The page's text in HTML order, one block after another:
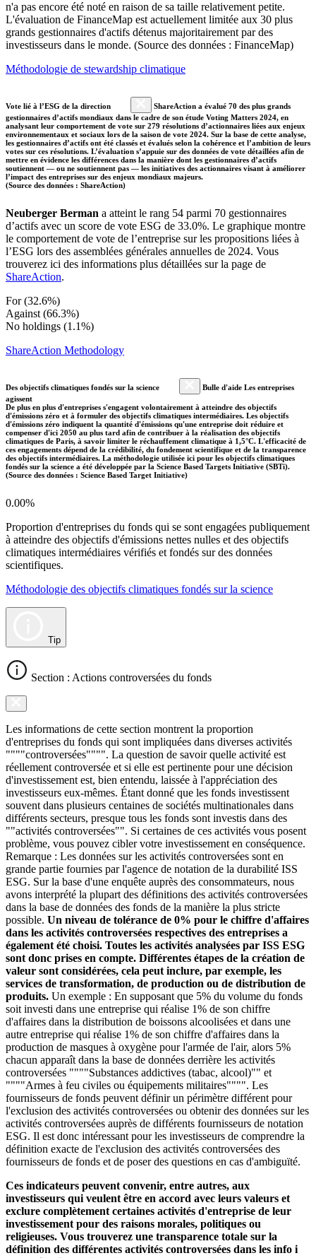
n'a pas encore été noté en raison de sa taille relativement petite.
L'évaluation de FinanceMap est actuellement limitée aux 30 plus
grands gestionnaires d'actifs détenus majoritairement par des
investisseurs dans le monde. (Source des données : FinanceMap)
Méthodologie de stewardship climatique
Vote lié à l’ESG de la direction
ShareAction a évalué 70 des plus grands
gestionnaires d’actifs mondiaux dans le cadre de son étude Voting Matters 2024, en
analysant leur comportement de vote sur 279 résolutions d’actionnaires liées aux enjeux
environnementaux et sociaux lors de la saison de vote 2024. Sur la base de cette analyse,
les gestionnaires d’actifs ont été classés et évalués selon la cohérence et l’ambition de leurs
votes sur ces résolutions. L’évaluation s’appuie sur des données de vote détaillées afin de
mettre en évidence les différences dans la manière dont les gestionnaires d’actifs
soutiennent — ou ne soutiennent pas — les initiatives des actionnaires visant à améliorer
l’impact des entreprises sur des enjeux mondiaux majeurs.
(Source des données : ShareAction)
Neuberger Berman a atteint le rang 54 parmi 70 gestionnaires
d’actifs avec un score de vote ESG de 33.0%. Le graphique montre
le comportement de vote de l’entreprise sur les propositions liées à
l’ESG lors des assemblées générales annuelles de 2024. Vous
trouverez ici des informations plus détaillées sur la page de
ShareAction.
For (32.6%)
Against (66.3%)
No holdings (1.1%)
ShareAction Methodology
Des objectifs climatiques fondés sur la science
Bulle d'aide Les entreprises
agissent
De plus en plus d'entreprises s'engagent volontairement à atteindre des objectifs
d'émissions zéro et à formuler des objectifs climatiques intermédiaires. Les objectifs
d'émissions zéro indiquent la quantité d'émissions qu'une entreprise doit réduire et
compenser d'ici 2050 au plus tard afin de contribuer à la réalisation des objectifs
climatiques de Paris, à savoir limiter le réchauffement climatique à 1,5°C. L'efficacité de
ces engagements dépend de la crédibilité, du fondement scientifique et de la transparence
des objectifs intermédiaires. La méthodologie utilisée ici pour les objectifs climatiques
fondés sur la science a été développée par la Science Based Targets Initiative (SBTi).
(Source des données : Science Based Target Initiative)
0.00%
Proportion d'entreprises du fonds qui se sont engagées publiquement
à atteindre des objectifs d'émissions nettes nulles et des objectifs
climatiques intermédiaires vérifiés et fondés sur des données
scientifiques.
Méthodologie des objectifs climatiques fondés sur la science
Tip
Section : Actions controversées du fonds
Les informations de cette section montrent la proportion
d'entreprises du fonds qui sont impliquées dans diverses activités
""""controversées"""". La question de savoir quelle activité est
réellement controversée et si elle est pertinente pour une décision
d'investissement est, bien entendu, laissée à l'appréciation des
investisseurs eux-mêmes. Étant donné que les fonds investissent
souvent dans plusieurs centaines de sociétés multinationales dans
différents secteurs, presque tous les fonds sont investis dans des
""activités controversées"". Si certaines de ces activités vous posent
problème, vous pouvez cibler votre investissement en conséquence.
Remarque : Les données sur les activités controversées sont en
grande partie fournies par l'agence de notation de la durabilité ISS
ESG. Sur la base d'une enquête auprès des consommateurs, nous
avons interprété la plupart des définitions des activités controversées
dans la base de données des fonds de la manière la plus stricte
possible. Un niveau de tolérance de 0% pour le chiffre d'affaires
dans les activités controversées respectives des entreprises a
également été choisi. Toutes les activités analysées par ISS ESG
sont donc prises en compte. Différentes étapes de la création de
valeur sont considérées, cela peut inclure, par exemple, les
services de transformation, de production ou de distribution de
produits. Un exemple : En supposant que 5% du volume du fonds
soit investi dans une entreprise qui réalise 1% de son chiffre
d'affaires dans la distribution de boissons alcoolisées et dans une
autre entreprise qui réalise 1% de son chiffre d'affaires dans la
production de masques à oxygène pour l'armée de l'air, alors 5%
chacun apparaît dans la base de données derrière les activités
controversées """"Substances addictives (tabac, alcool)"" et
""""Armes à feu civiles ou équipements militaires"""". Les
fournisseurs de fonds peuvent définir un périmètre différent pour
l'exclusion des activités controversées ou obtenir des données sur les
activités controversées auprès de différents fournisseurs de notation
ESG. Il est donc intéressant pour les investisseurs de comprendre la
définition exacte de l'exclusion des activités controversées des
fournisseurs de fonds et de poser des questions en cas d'ambiguïté.
Ces indicateurs peuvent convenir, entre autres, aux
investisseurs qui veulent être en accord avec leurs valeurs et
exclure complètement certaines activités d'entreprise de leur
investissement pour des raisons morales, politiques ou
religieuses. Vous trouverez une transparence totale sur la
définition des différentes activités controversées dans les info i